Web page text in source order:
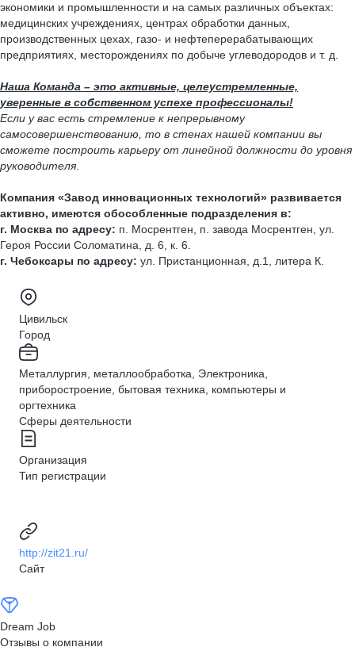
экономики и промышленности и на самых различных объектах:
медицинских учреждениях, центрах обработки данных,
производственных цехах, газо- и нефтеперерабатывающих
предприятиях, месторождениях по добыче углеводородов и т. д.
Наша Команда – это активные, целеустремленные,
уверенные в собственном успехе профессионалы!
Если у вас есть стремление к непрерывному
самосовершенствованию, то в стенах нашей компании вы
сможете построить карьеру от линейной должности до уровня
руководителя
Компания «Завод инновационных технологий» развивается
активно, имеются обособленные подразделения в:
г. Москва по адресу: п. Мосрентген, п. завода Мосрентген, ул.
Героя России Соломатина, д. 6, к. 6.
г. Чебоксары по адресу: ул. Пристанционная, д.1, литера К.
Цивильск
Город
Металлургия, металлообработка, Электроника,
приборостроение, бытовая техника, компьютеры и
оргтехника
Сферы деятельности
Организация
Тип регистрации
http://zit21.ru/
Сайт
Dream Job
Отзывы о компании